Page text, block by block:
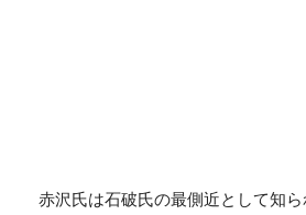
赤沢氏は石破氏の最側近として知